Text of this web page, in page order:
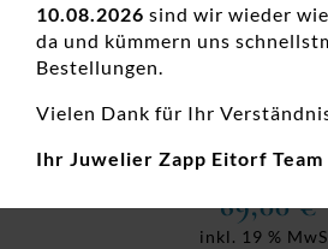
Creolen, Damenohrschmuck,
Creolen
69,00€
inkl. 19 %
10.08.2026 sind wir wieder
da und kümmern uns
Bestellungen.
Vielen Dank für Ihr
Ihr Juwelier Zapp Eitorf Team